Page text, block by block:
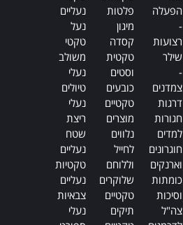
הפעלה
-
רצועות
שילר
-
צמדנים
דרגות
חגורות
למדים
חוגרונים
וארנקים
כומתות
וסיכות
צה"ל
פלטות
מיגון
קסדה
טקטית
וסטים
כובעים
טקטיים
מוצרים
נלווים
לחייל
וללוחם
שלוקרים
טקטיים
תיקים
נעליים
נעל
טקטי
משולב
נעלי
טיולים
נעלי
ריצת
שטח
נעליים
טקטיות
נעליים
צבאיות
נעלי